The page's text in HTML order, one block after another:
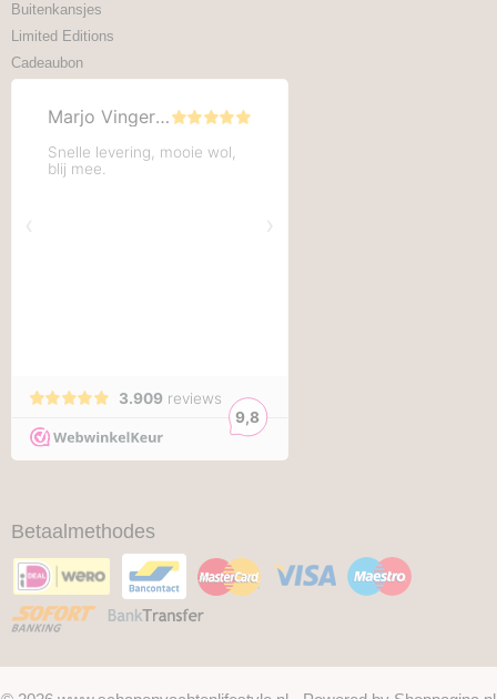
Buitenkansjes
Limited Editions
Cadeaubon
Betaalmethodes